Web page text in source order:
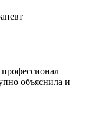
объяснила и